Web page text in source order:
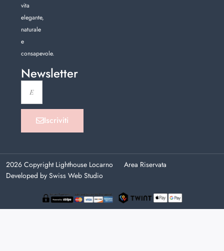
vita
elegante,
naturale
e
consapevole.
Newsletter
Iscriviti
2026 Copyright Lighthouse Locarno
Area Riservata
Developed by Swiss Web Studio